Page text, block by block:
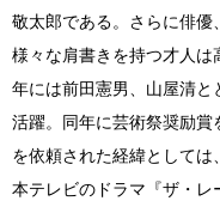
敬太郎である。さらに俳
様々な肩書きを持つ才人
年には前田憲男、山屋清と
活躍。同年に芸術祭奨励賞
を依頼された経緯として
本テレビのドラマ『ザ・